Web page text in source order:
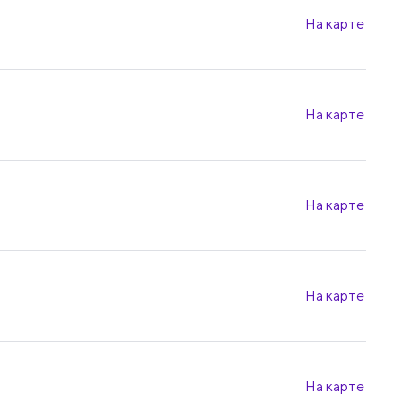
На карте
На карте
На карте
На карте
На карте